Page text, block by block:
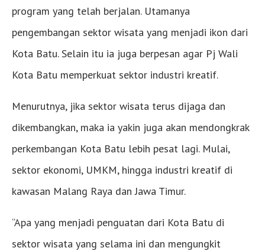
program yang telah berjalan. Utamanya
pengembangan sektor wisata yang menjadi ikon dari
Kota Batu. Selain itu ia juga berpesan agar Pj Wali
Kota Batu memperkuat sektor industri kreatif.
Menurutnya, jika sektor wisata terus dijaga dan
dikembangkan, maka ia yakin juga akan mendongkrak
perkembangan Kota Batu lebih pesat lagi. Mulai,
sektor ekonomi, UMKM, hingga industri kreatif di
kawasan Malang Raya dan Jawa Timur.
“Apa yang menjadi penguatan dari Kota Batu di
sektor wisata yang selama ini dan mengungkit